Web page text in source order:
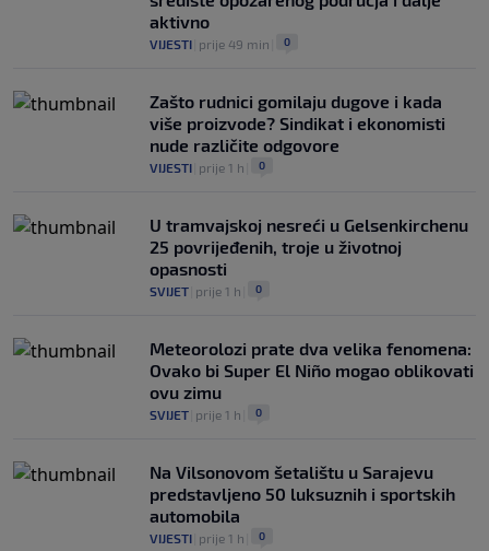
aktivno
VIJESTI prije 49 min 0
Zašto rudnici gomilaju dugove i kada
više proizvode? Sindikat i ekonomisti
nude različite odgovore
VIJESTI prije 1 h 0
U tramvajskoj nesreći u Gelsenkirchenu
25 povrijeđenih, troje u životnoj
opasnosti
SVIJET prije 1 h 0
Meteorolozi prate dva velika fenomena:
Ovako bi Super El Niño mogao oblikovati
ovu zimu
SVIJET prije 1 h 0
Na Vilsonovom šetalištu u Sarajevu
predstavljeno 50 luksuznih i sportskih
automobila
VIJESTI prije 1 h 0